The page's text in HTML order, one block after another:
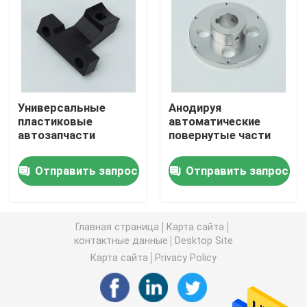
Подвергли механической обработке части металла
Машина прессы сервопривода
части прессформы точности
Cnc обрабатывает подвергая механической
Пластиковые части прессформы
части прессформы впрыски
Универсальные
пластиковые
автозапчасти
Отправить запрос
Анодируя
автоматические
повернутые части
Отправить запрос
Главная страница
Карта сайта
контактные данные
Desktop Site
Карта сайта
Privacy Policy